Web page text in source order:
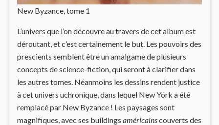
New Byzance, tome 1
L’univers que l’on découvre au travers de cet album est
déroutant, et c’est certainement le but. Les pouvoirs des
prescients semblent être un amalgame de plusieurs
concepts de science-fiction, qui seront à clarifier dans
les autres tomes. Néanmoins les dessins rendent justice
à cet univers uchronique, dans lequel New York a été
remplacé par New Byzance ! Les paysages sont
magnifiques, avec ses buildings américainscouverts des